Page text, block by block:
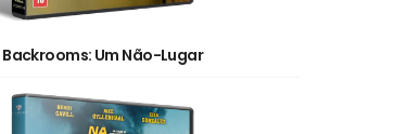
Backrooms: Um Não-Lugar